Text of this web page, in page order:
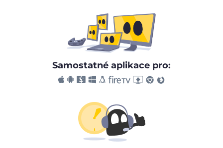
Samostatné aplikace pro: